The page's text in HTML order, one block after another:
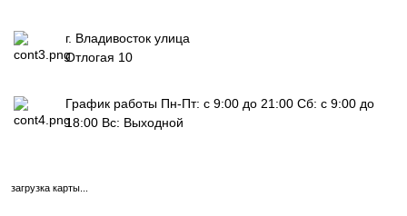
г. Владивосток улица
Отлогая 10
График работы Пн-Пт: с 9:00 до 21:00 Сб: с 9:00 до
18:00 Вс: Выходной
загрузка карты...